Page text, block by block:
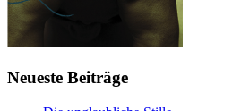
Neueste Beiträge